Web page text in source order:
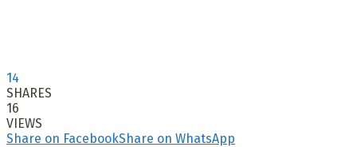
14
SHARES
16
VIEWS
Share on FacebookShare on WhatsApp